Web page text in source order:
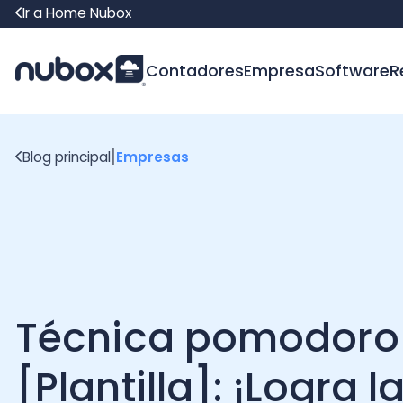
Ir a Home Nubox
ContadoresEmpresaSoftware
Técnica pomodoro
[Plantilla]: ¡Logra la